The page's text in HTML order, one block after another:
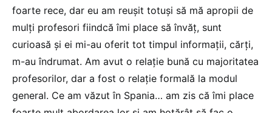
foarte rece, dar eu am reușit totuși să mă apropii de
mulți profesori fiindcă îmi place să învăț, sunt
curioasă și ei mi-au oferit tot timpul informații, cărți,
m-au îndrumat. Am avut o relație bună cu majoritatea
profesorilor, dar a fost o relație formală la modul
general. Ce am văzut în Spania… am zis că îmi place